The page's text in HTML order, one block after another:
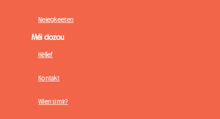
Neiegkeeten
Méi dozou
Hëllef
Kontakt
Wien si mir?